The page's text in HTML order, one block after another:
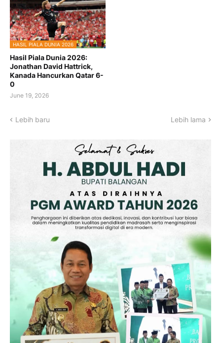
HASIL PIALA DUNIA 2026
Hasil Piala Dunia 2026:
Jonathan David Hattrick,
Kanada Hancurkan Qatar 6-
0
June 19, 2026
Lebih baru Lebih lama